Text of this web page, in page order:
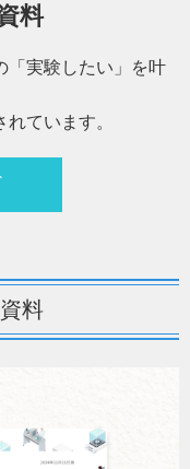
料
「実験したい」を叶
ています。
料